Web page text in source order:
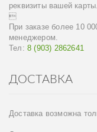
реквизиты вашей карты.

При заказе более 10
менеджером.
Тел: 8 (903) 2862641
ДОСТАВКА
Доставка возможна